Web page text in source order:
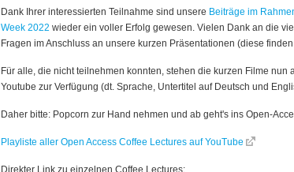
Dank Ihrer interessierten Teilnahme sind unsere Beiträge im
Week 2022 wieder ein voller Erfolg gewesen. Vielen Dank an die
Fragen im Anschluss an unsere kurzen Präsentationen (diese
Für alle, die nicht teilnehmen konnten, stehen die kurzen Filme nun
Youtube zur Verfügung (dt. Sprache, Untertitel auf Deutsch und
Daher bitte: Popcorn zur Hand nehmen und ab geht's ins Open-
Playliste aller Open Access Coffee Lectures auf YouTube
Direkter Link zu einzelnen Coffee Lectures: